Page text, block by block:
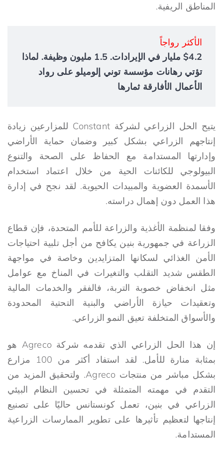
المناطق الريفية.
الأكثر رواجاً
$4.2 مليار في الإيرادات. 1.5 مليون وظيفة. لماذا
تؤتي رهانات مؤسسة توني إلوميلو على رواد
الأعمال الأفارقة ثمارها
يتيح الحل الزراعي لشركة Constant للمزارعين زيادة
إنتاجهم الزراعي بشكل كبير وضمان حماية الأراضي
وإدارتها المستدامة مع الحفاظ على الصحة والتنوع
البيولوجي للكائنات الحية من خلال اعتماد استخدام
الأسمدة العضوية والمبيدات الحيوية. لقد نجح في إدارة
هذا العمل دون إهمال دراسته.
وفقا لمنظمة الأغذية والزراعة للأمم المتحدة، فإن قطاع
الزراعة في جمهورية بنين يكافح من أجل تلبية احتياجات
الأمن الغذائي لسكانها المتزايدين وخاصة في مواجهة
الطقس شديد التقلب والتغيرات في المناخ مع عوامل
مثل انخفاض خصوبة التربة، فالفقر والخدمات المالية
وتعقيدات حيازة الأراضي والبنية التحتية المحدودة
والأسواق المتخلفة تعيق النمو الزراعي.
إن هذا الحل الزراعي الذي تقدمه شركة Agreco هو
بمثابة منارة للأمل. لقد استفاد أكثر من 100 مزارع
بشكل مباشر من منتجات Agreco. ولتحقيق المزيد من
التقدم في مهمته المتمثلة في تحسين النظام البيئي
الزراعي في بنين، تعمل كونستانس حاليًا على تصنيع
إنتاجها لتعظيم تأثيرها على تطوير الممارسات الزراعية
المستدامة.